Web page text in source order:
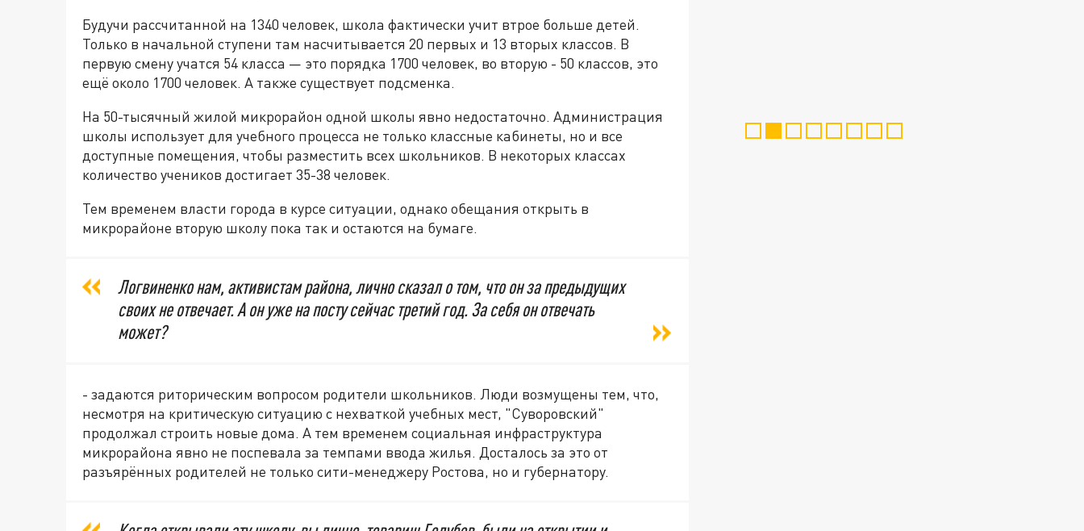
Будучи рассчитанной на 1340 человек, школа фактически учит втрое больше детей.
Только в начальной ступени там насчитывается 20 первых и 13 вторых классов. В
первую смену учатся 54 класса — это порядка 1700 человек, во вторую - 50 классов, это
ещё около 1700 человек. А также существует подсменка.
На 50-тысячный жилой микрорайон одной школы явно недостаточно. Администрация
школы использует для учебного процесса не только классные кабинеты, но и все
доступные помещения, чтобы разместить всех школьников. В некоторых классах
количество учеников достигает 35-38 человек.
Тем временем власти города в курсе ситуации, однако обещания открыть в
микрорайоне вторую школу пока так и остаются на бумаге.
Логвиненко нам, активистам района, лично сказал о том, что он за предыдущих
своих не отвечает. А он уже на посту сейчас третий год. За себя он отвечать
может?
- задаются риторическим вопросом родители школьников. Люди возмущены тем, что,
несмотря на критическую ситуацию с нехваткой учебных мест, "Суворовский"
продолжал строить новые дома. А тем временем социальная инфраструктура
микрорайона явно не поспевала за темпами ввода жилья. Досталось за это от
разъярённых родителей не только сити-менеджеру Ростова, но и губернатору.